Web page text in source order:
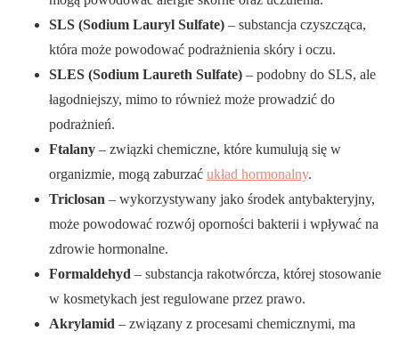
SLS (Sodium Lauryl Sulfate) – substancja czyszcząca,
która może powodować podrażnienia skóry i oczu.
SLES (Sodium Laureth Sulfate) – podobny do SLS, ale
łagodniejszy, mimo to również może prowadzić do
podrażnień.
Ftalany – związki chemiczne, które kumulują się w
organizmie, mogą zaburzać układ hormonalny.
Triclosan – wykorzystywany jako środek antybakteryjny,
może powodować rozwój oporności bakterii i wpływać na
zdrowie hormonalne.
Formaldehyd – substancja rakotwórcza, której stosowanie
w kosmetykach jest regulowane przez prawo.
Akrylamid – związany z procesami chemicznymi, ma